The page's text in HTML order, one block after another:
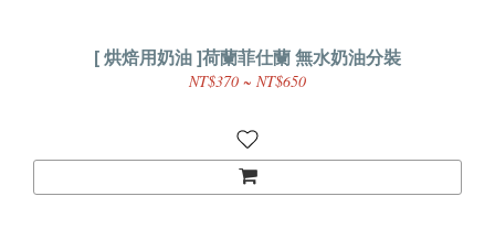
[ 烘焙用奶油 ]荷蘭菲仕蘭 無水奶油分裝
NT$370 ~ NT$650